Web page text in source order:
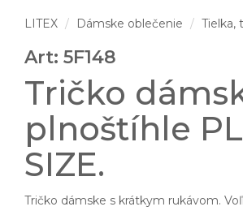
LITEX Dámske oblečenie Tielka,
Art: 5F148
Tričko
plnoštíhle
SIZE.
Tričko dámske s krátkym rukávom.